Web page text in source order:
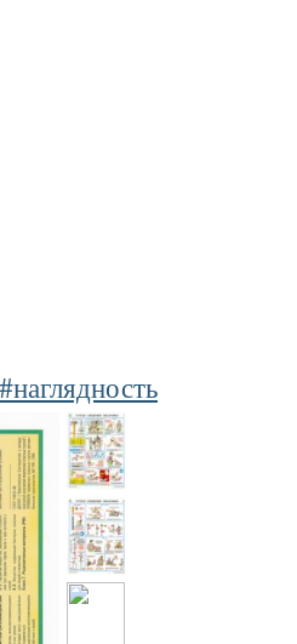
#наглядность